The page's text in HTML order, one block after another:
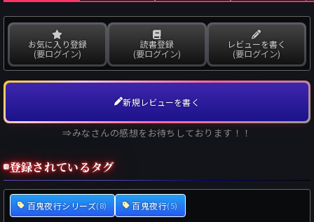
お気に入り登録
(要ログイン)
読書登録
(要ログイン)
レビューを書く
(要ログイン)
新規レビューを書く
⇒みなさんの感想をお待ちしております！！
登録されているタグ
百鬼夜行シリーズ(8) 百鬼夜行(5)